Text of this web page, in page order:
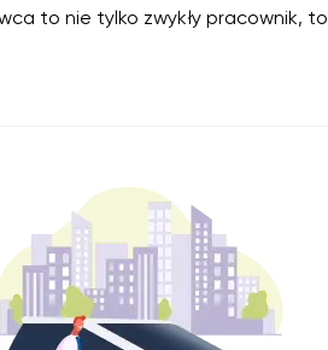
to nie tylko zwykły pracownik, to